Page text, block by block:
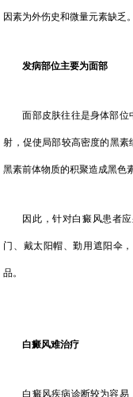
因素为外伤史和微量元素缺乏。
发病部位主要为面部
面部皮肤往往是身体部位
射，促使局部较高密度的黑
黑素前体物质的积聚造成黑色
因此，针对白癜风患者
门、戴太阳帽、勤用遮阳伞
品。
白癜风难治疗
白癜风疾病诊断较为容易